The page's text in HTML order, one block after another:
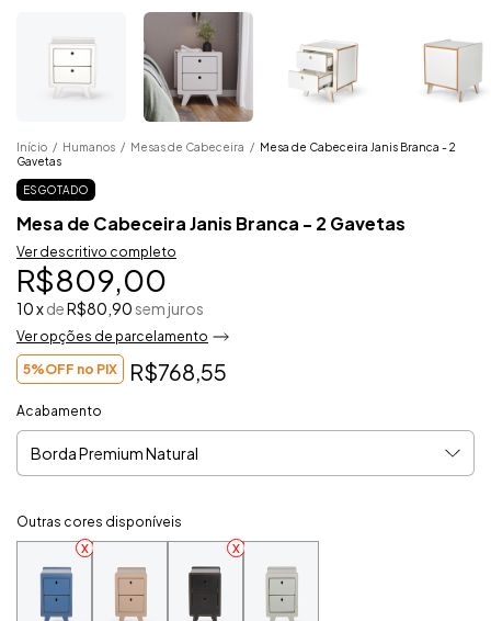
Início / Humanos / Mesas de Cabeceira / Mesa de Cabeceira Janis Branca - 2
Gavetas
ESGOTADO
Mesa de Cabeceira Janis Branca - 2 Gavetas
Ver descritivo completo
R$809,00
10xdeR$80,90sem juros
Ver opções de parcelamento
5%OFF no PIX R$768,55
Acabamento
Outras cores disponíveis